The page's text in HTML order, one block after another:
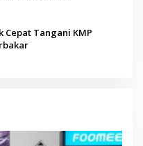
Cepat Tangani KMP